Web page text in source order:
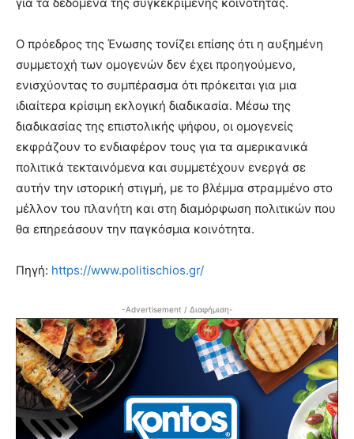
Ο πρόεδρος της Ένωσης τονίζει επίσης ότι η αυξημένη
συμμετοχή των ομογενών δεν έχει προηγούμενο,
ενισχύοντας το συμπέρασμα ότι πρόκειται για μια
ιδιαίτερα κρίσιμη εκλογική διαδικασία. Μέσω της
διαδικασίας της επιστολικής ψήφου, οι ομογενείς
εκφράζουν το ενδιαφέρον τους για τα αμερικανικά
πολιτικά τεκταινόμενα και συμμετέχουν ενεργά σε
αυτήν την ιστορική στιγμή, με το βλέμμα στραμμένο στο
μέλλον του πλανήτη και στη διαμόρφωση πολιτικών που
θα επηρεάσουν την παγκόσμια κοινότητα.
Πηγή: https://www.politischios.gr/
-Advertisement / Διαφήμιση-